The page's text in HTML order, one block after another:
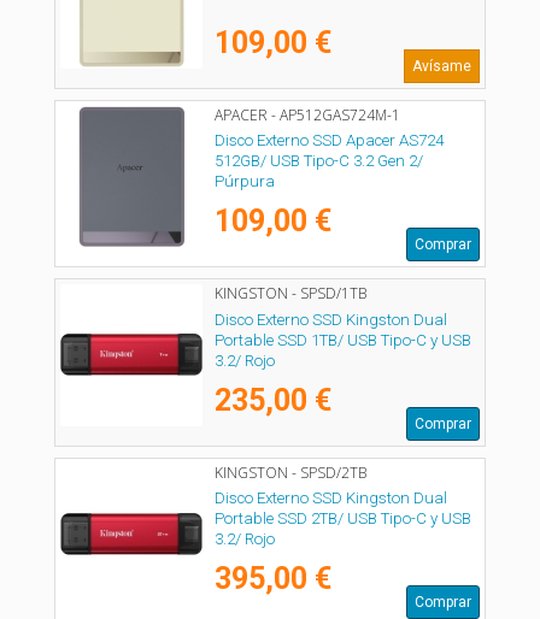
109,00 €
Avísame
APACER - AP512GAS724M-1
Disco Externo SSD Apacer AS724
512GB/ USB Tipo-C 3.2 Gen 2/
Púrpura
109,00 €
Comprar
KINGSTON - SPSD/1TB
Disco Externo SSD Kingston Dual
Portable SSD 1TB/ USB Tipo-C y USB
3.2/ Rojo
235,00 €
Comprar
KINGSTON - SPSD/2TB
Disco Externo SSD Kingston Dual
Portable SSD 2TB/ USB Tipo-C y USB
3.2/ Rojo
395,00 €
Comprar